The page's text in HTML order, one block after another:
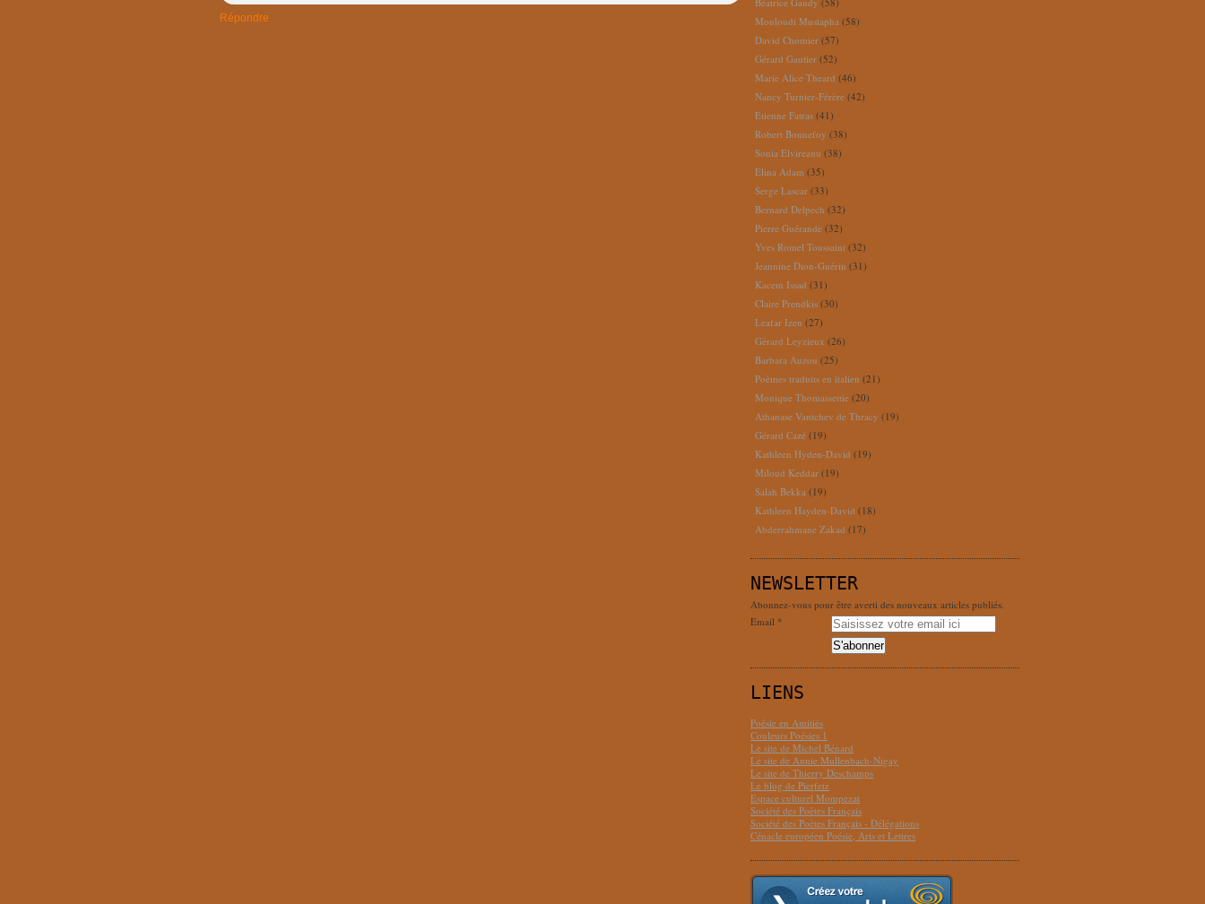
Répondre
Mouloudi Mustapha (58)
David Chomier (57)
Gérard Gautier (52)
Marie Alice Theard (46)
Nancy Turnier-Férère (42)
Etienne Fatras (41)
Robert Bonnefoy (38)
Sonia Elvireanu (38)
Elina Adam (35)
Serge Lascar (33)
Bernard Delpech (32)
Pierre Guérande (32)
Yves Romel Toussaint (32)
Jeannine Dion-Guérin (31)
Kacem Issad (31)
Claire Prendkis (30)
Leafar Izen (27)
Gérard Leyzieux (26)
Barbara Auzou (25)
Poèmes traduits en italien (21)
Monique Thomassettie (20)
Athanase Vantchev de Thracy (19)
Gérard Cazé (19)
Kathleen Hyden-David (19)
Miloud Keddar (19)
Salah Bekka (19)
Kathleen Hayden-David (18)
Abderrahmane Zakad (17)
NEWSLETTER
Abonnez-vous pour être averti des nouveaux articles publiés.
Email
LIENS
Poésie en Amitiés
Couleurs Poésies 1
Le site de Michel Bénard
Le site de Annie Mullenbach-Nigay
Le site de Thierry Deschamps
Le blog de Pierfetz
Espace culturel Mompezat
Société des Poètes Français
Société des Poètes Français - Délégations
Cénacle européen Poésie, Arts et Lettres